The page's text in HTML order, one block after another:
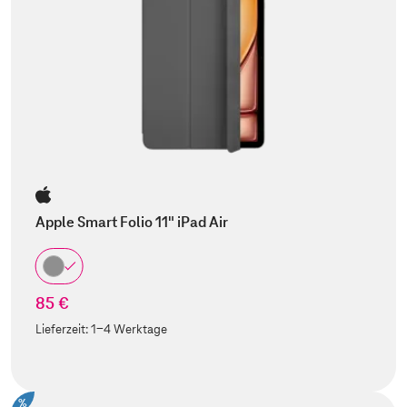
Apple Smart Folio 11" iPad Air
85 €
Lieferzeit:1-4 Werktage
%